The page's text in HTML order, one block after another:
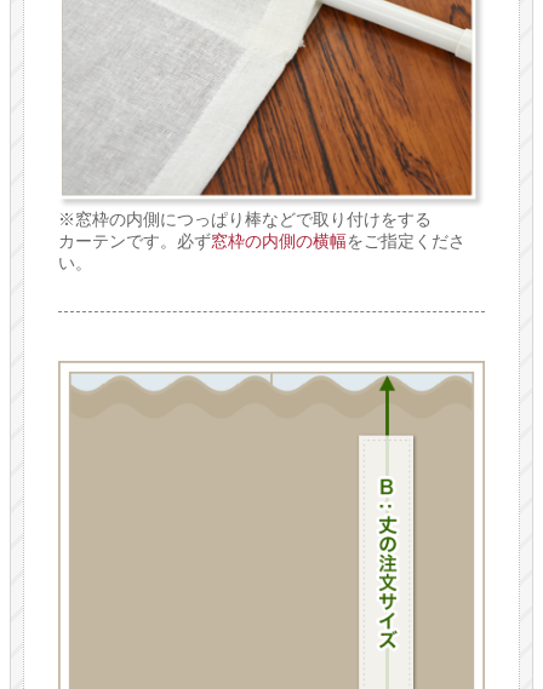
※窓枠の内側につっぱり棒などで取り付けをする
カーテンです。必ず窓枠の内側の横幅をご指定くださ
い。